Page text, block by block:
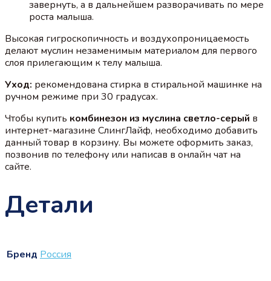
завернуть, а в дальнейшем разворачивать по мере
роста малыша.
Высокая гигроскопичность и воздухопроницаемость
делают муслин незаменимым материалом для первого
слоя прилегающим к телу малыша.
Уход: рекомендована стирка в стиральной машинке на
ручном режиме при 30 градусах.
Чтобы купить комбинезон из муслина светло-серый в
интернет-магазине СлингЛайф, необходимо добавить
данный товар в корзину. Вы можете оформить заказ,
позвонив по телефону или написав в онлайн чат на
сайте.
Детали
Бренд Россия